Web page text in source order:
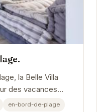
la Belle Villa
des vacances
privilégié,...
en-bord-de-plage